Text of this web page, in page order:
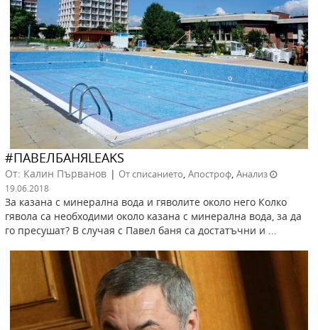
#ПАВЕЛБАНЯLEAKS
От: Калин Първанов | От списанието, Апостроф, Анализ
19.06.2018
За казана с минерална вода и гяволите около него Колко
гявола са необходими около казана с минерална вода, за да
го пресушат? В случая с Павел баня са достатъчни и ...